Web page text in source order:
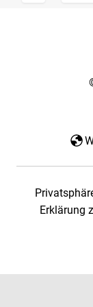
Erklärung